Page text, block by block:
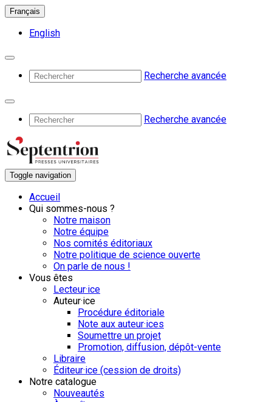
Français
English
Recherche avancée
Recherche avancée
Toggle navigation
Accueil
Qui sommes-nous ?
Notre maison
Notre équipe
Nos comités éditoriaux
Notre politique de science ouverte
On parle de nous !
Vous êtes
Lecteur·ice
Auteur·ice
Procédure éditoriale
Note aux auteur·ices
Soumettre un projet
Promotion, diffusion, dépôt-vente
Libraire
Éditeur·ice (cession de droits)
Notre catalogue
Nouveautés